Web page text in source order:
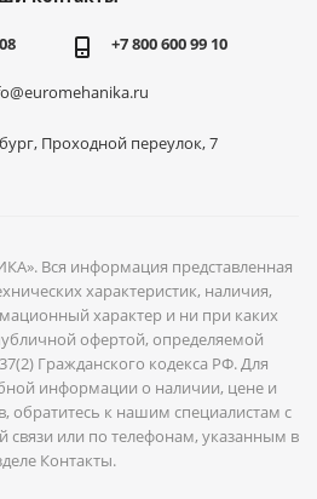
+7 800 600 99 10
Проходной переулок, 7
Вся информация представленная
характеристик, наличия,
характер и ни при каких
офертой, определяемой
Гражданского кодекса РФ. Для
информации о наличии, цене и
обратитесь к нашим специалистам с
или по телефонам, указанным в
Контакты.